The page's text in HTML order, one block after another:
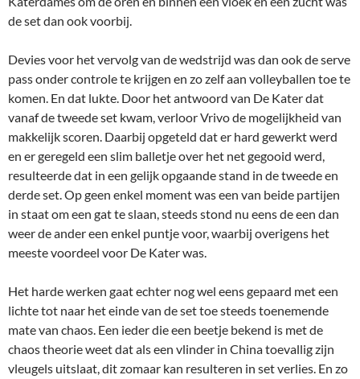
de set dan ook voorbij.
Devies voor het vervolg van de wedstrijd was dan ook de serve
pass onder controle te krijgen en zo zelf aan volleyballen toe te
komen. En dat lukte. Door het antwoord van De Kater dat
vanaf de tweede set kwam, verloor Vrivo de mogelijkheid van
makkelijk scoren. Daarbij opgeteld dat er hard gewerkt werd
en er geregeld een slim balletje over het net gegooid werd,
resulteerde dat in een gelijk opgaande stand in de tweede en
derde set. Op geen enkel moment was een van beide partijen
in staat om een gat te slaan, steeds stond nu eens de een dan
weer de ander een enkel puntje voor, waarbij overigens het
meeste voordeel voor De Kater was.
Het harde werken gaat echter nog wel eens gepaard met een
lichte tot naar het einde van de set toe steeds toenemende
mate van chaos. Een ieder die een beetje bekend is met de
chaos theorie weet dat als een vlinder in China toevallig zijn
vleugels uitslaat, dit zomaar kan resulteren in set verlies. En zo